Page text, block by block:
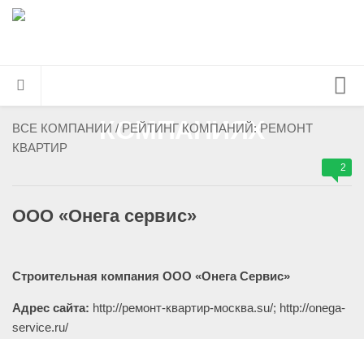
Главная страница
Все компании
Контакты
ВСЕ КОМПАНИИ / РЕЙТИНГ КОМПАНИЙ: РЕМОНТ
КВАРТИР
2
ООО «Онега сервис»
Строительная компания ООО «Онега Сервис»
Адрес сайта: http://ремонт-квартир-москва.su/; http://onega-
service.ru/